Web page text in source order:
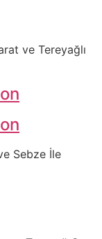
ve Tereyağlı
Sebze İle